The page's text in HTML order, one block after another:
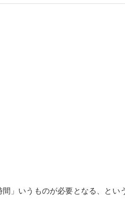
」いうものが必要となる、とい